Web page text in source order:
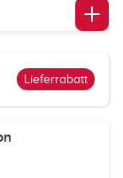
Lieferrabatt